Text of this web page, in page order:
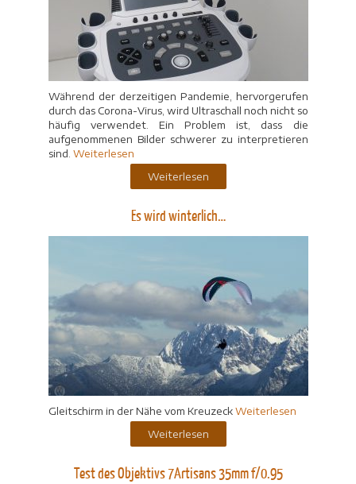
Während der derzeitigen Pandemie, hervorgerufen
durch das Corona-Virus, wird Ultraschall noch nicht so
häufig verwendet. Ein Problem ist, dass die
aufgenommenen Bilder schwerer zu interpretieren
sind. Weiterlesen
Weiterlesen
Es wird winterlich…
Gleitschirm in der Nähe vom KreuzeckWeiterlesen
Weiterlesen
Test des Objektivs 7Artisans 35mm f/0.95